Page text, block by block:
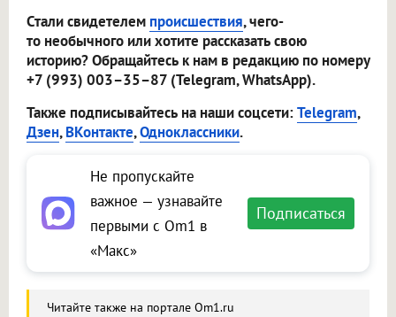
Стали свидетелем происшествия, чего-
то необычного или хотите рассказать свою
историю? Обращайтесь к нам в редакцию по номеру
+7 (993) 003–35–87 (Telegram, WhatsApp).
Также подписывайтесь на наши соцсети:Telegram,
Дзен,ВКонтакте,Одноклассники.
Не пропускайте
важное — узнавайте
первыми с Om1 в
«Макс»
Подписаться
Читайте также на портале Om1.ru